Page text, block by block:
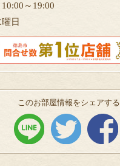
～19:00
日
このお部屋情報をシェアする